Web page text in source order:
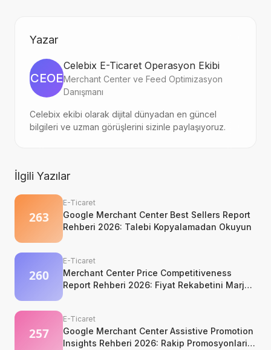
Yazar
CEOE
Celebix E-Ticaret Operasyon Ekibi
Merchant Center ve Feed Optimizasyon
Danışmanı
Celebix ekibi olarak dijital dünyadan en güncel
bilgileri ve uzman görüşlerini sizinle paylaşıyoruz.
İlgili Yazılar
E-Ticaret
Google Merchant Center Best Sellers Report
Rehberi 2026: Talebi Kopyalamadan Okuyun
E-Ticaret
Merchant Center Price Competitiveness
Report Rehberi 2026: Fiyat Rekabetini Marj
E-Ticaret
Google Merchant Center Assistive Promotion
Insights Rehberi 2026: Rakip Promosyonlarini